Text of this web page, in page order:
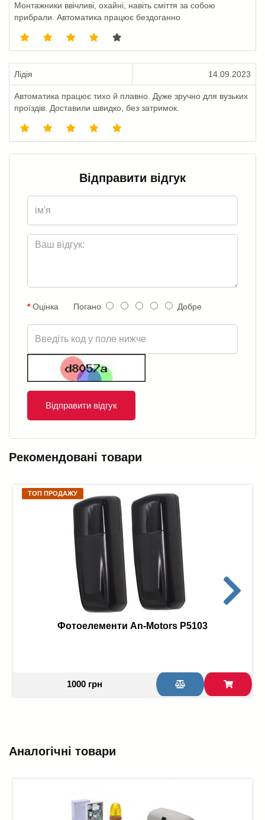
Монтажники ввічливі, охайні, навіть сміття за собою
прибрали. Автоматика працює бездоганно
Лідія 14.09.2023
Автоматика працює тихо й плавно. Дуже зручно для вузьких
проїздів. Доставили швидко, без затримок.
Відправити відгук
Оцінка Погано Добре
Відправити відгук
Рекомендовані товари
ТОП ПРОДАЖУ
Фотоелементи An-Motors P5103
1000 грн
Аналогічні товари